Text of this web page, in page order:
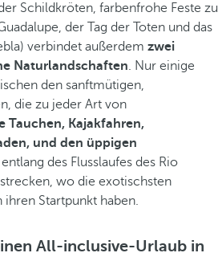
Schildkröten, farbenfrohe Feste zu
der Tag der Toten und das
verbindet außerdem zwei
Naturlandschaften. Nur einige
den sanftmütigen,
die zu jeder Art von
Tauchen, Kajakfahren,
und den üppigen
des Flusslaufes des Rio
wo die exotischsten
Startpunkt haben.
All-inclusive-Urlaub in